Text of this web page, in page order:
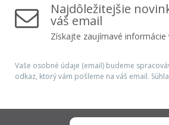
Najdôležitejšie
váš email
Získajte zaujímavé informácie
Vaše osobné údaje (email) budeme
odkaz, ktorý vám pošleme na váš email.